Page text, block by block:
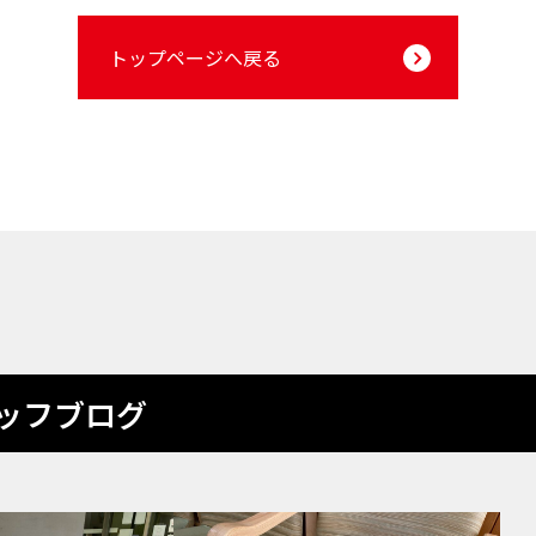
トップページへ戻る
フブログ